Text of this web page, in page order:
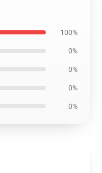
100%
0%
0%
0%
0%